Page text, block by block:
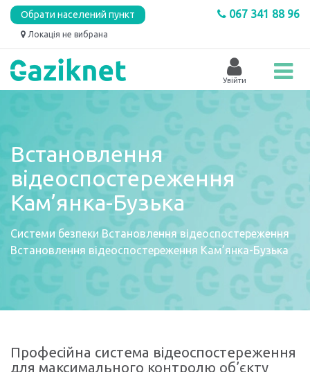
067 341 88 96
Обрати населений пункт
Локація не вибрана
Встановлення
відеоспостереження
Кам’янка-Бузька
Системи безпеки Встановлення відеоспостереження
Встановлення відеоспостереження Кам’янка-Бузька
Професійна система відеоспостереження
для максимального контролю об’єкту